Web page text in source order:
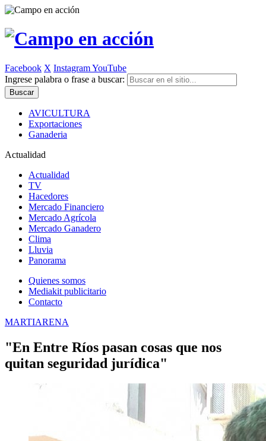
Facebook X InstagramYouTube
Ingrese palabra o frase a buscar:
AVICULTURA
Exportaciones
Ganaderia
Actualidad
Actualidad
TV
Hacedores
Mercado Financiero
Mercado Agrícola
Mercado Ganadero
Clima
Lluvia
Panorama
Quienes somos
Mediakit publicitario
Contacto
MARTIARENA
"En Entre Ríos pasan cosas que nos
quitan seguridad jurídica"